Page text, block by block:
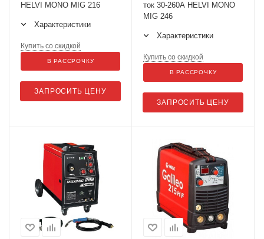
HELVI MONO MIG 216
Характеристики
ЗАПРОСИТЬ ЦЕНУ
Купить со скидкой
В РАССРОЧКУ
ток 30-260А HELVI MONO
MIG 246
Характеристики
ЗАПРОСИТЬ ЦЕНУ
Купить со скидкой
В РАССРОЧКУ